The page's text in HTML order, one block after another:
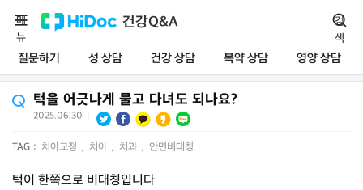
건강Q&A
질문하기 성 상담 건강 상담 복약 상담 영양 상담
메
뉴
검
색
턱을 어긋나게 물고 다녀도 되나요?
2025.06.30
TAG : 치아교정 , 치아 , 치과 , 안면비대칭
턱이 한쪽으로 비대칭입니다